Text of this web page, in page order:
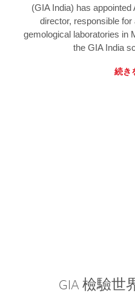
(GIA India) has
director, responsible for
gemological laboratories in
the GIA India
続き
GIA 檢驗世